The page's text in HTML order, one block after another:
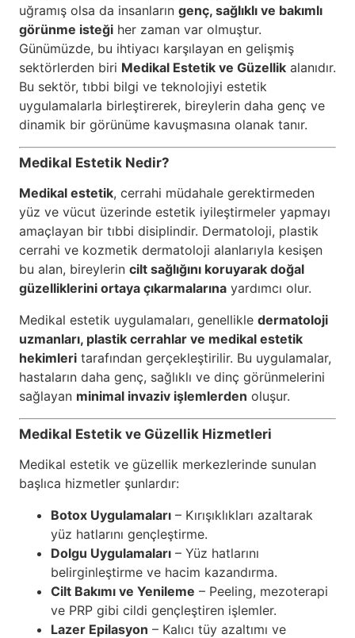
uğramış olsa da insanların genç, sağlıklı ve bakımlı
görünme isteği her zaman var olmuştur.
Günümüzde, bu ihtiyacı karşılayan en gelişmiş
sektörlerden biri Medikal Estetik ve Güzellik alanıdır.
Bu sektör, tıbbi bilgi ve teknolojiyi estetik
uygulamalarla birleştirerek, bireylerin daha genç ve
dinamik bir görünüme kavuşmasına olanak tanır.
Medikal Estetik Nedir?
Medikal estetik, cerrahi müdahale gerektirmeden
yüz ve vücut üzerinde estetik iyileştirmeler yapmayı
amaçlayan bir tıbbi disiplindir. Dermatoloji, plastik
cerrahi ve kozmetik dermatoloji alanlarıyla kesişen
bu alan, bireylerin cilt sağlığını koruyarak doğal
güzelliklerini ortaya çıkarmalarına yardımcı olur.
Medikal estetik uygulamaları, genellikle dermatoloji
uzmanları, plastik cerrahlar ve medikal estetik
hekimleri tarafından gerçekleştirilir. Bu uygulamalar,
hastaların daha genç, sağlıklı ve dinç görünmelerini
sağlayan minimal invaziv işlemlerden oluşur.
Medikal Estetik ve Güzellik Hizmetleri
Medikal estetik ve güzellik merkezlerinde sunulan
başlıca hizmetler şunlardır:
Botox Uygulamaları – Kırışıklıkları azaltarak
yüz hatlarını gençleştirme.
Dolgu Uygulamaları – Yüz hatlarını
belirginleştirme ve hacim kazandırma.
Cilt Bakımı ve Yenileme – Peeling, mezoterapi
ve PRP gibi cildi gençleştiren işlemler.
Lazer Epilasyon – Kalıcı tüy azaltımı ve